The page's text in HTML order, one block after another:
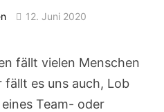
12. Juni 2020
fällt vielen Menschen
fällt es uns auch, Lob
Team- oder